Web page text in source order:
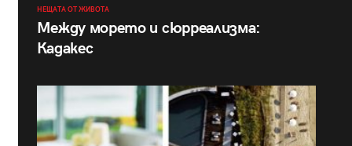
НЕЩАТА ОТ ЖИВОТА
Между морето и сюрреализма:
Кадакес